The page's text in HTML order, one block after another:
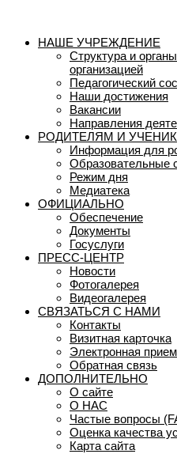
НАШЕ УЧРЕЖДЕНИЕ
Структура и
организацией
Педагогический
Наши достижения
Вакансии
Направления
РОДИТЕЛЯМ И
Информация для
Образовательные
Режим дня
Медиатека
ОФИЦИАЛЬНО
Обеспечение
Документы
Госуслуги
ПРЕСС-ЦЕНТР
Новости
Фотогалерея
Видеогалерея
СВЯЗАТЬСЯ С НАМИ
Контакты
Визитная карточка
Электронная
Обратная связь
ДОПОЛНИТЕЛЬНО
О сайте
О НАС
Частые вопросы
Оценка качества
Карта сайта